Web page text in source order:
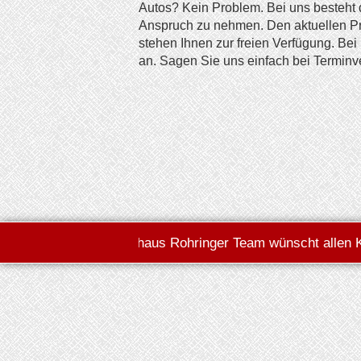
Autos? Kein Problem. Bei uns
Anspruch zu nehmen. Den aktuellen
stehen Ihnen zur freien Verfügung.
an. Sagen Sie uns einfach bei
**** Das Autohaus Rohringer Team wünscht allen